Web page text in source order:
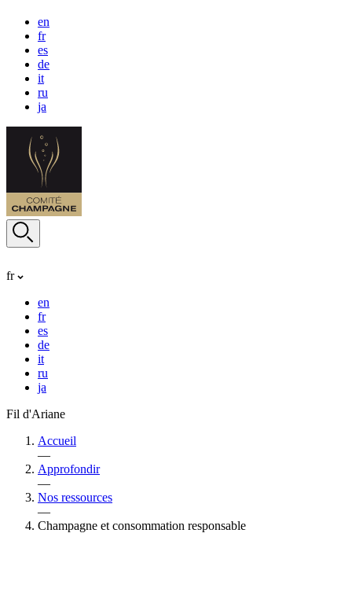
en
fr
es
de
it
ru
ja
fr
en
fr
es
de
it
ru
ja
Fil d'Ariane
Accueil
—
Approfondir
—
Nos ressources
—
Champagne et consommation responsable